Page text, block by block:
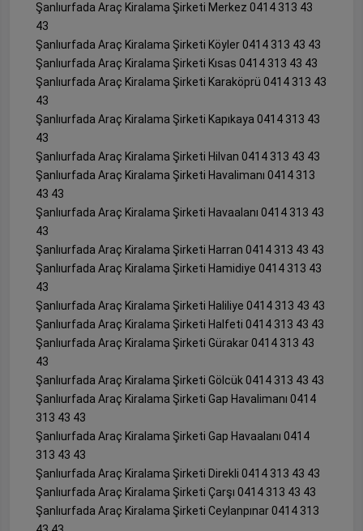
Şanlıurfada Araç Kiralama Şirketi Merkez 0414 313 43
43
Şanlıurfada Araç Kiralama Şirketi Köyler 0414 313 43 43
Şanlıurfada Araç Kiralama Şirketi Kısas 0414 313 43 43
Şanlıurfada Araç Kiralama Şirketi Karaköprü 0414 313 43
43
Şanlıurfada Araç Kiralama Şirketi Kapıkaya 0414 313 43
43
Şanlıurfada Araç Kiralama Şirketi Hilvan 0414 313 43 43
Şanlıurfada Araç Kiralama Şirketi Havalimanı 0414 313
43 43
Şanlıurfada Araç Kiralama Şirketi Havaalanı 0414 313 43
43
Şanlıurfada Araç Kiralama Şirketi Harran 0414 313 43 43
Şanlıurfada Araç Kiralama Şirketi Hamidiye 0414 313 43
43
Şanlıurfada Araç Kiralama Şirketi Haliliye 0414 313 43 43
Şanlıurfada Araç Kiralama Şirketi Halfeti 0414 313 43 43
Şanlıurfada Araç Kiralama Şirketi Gürakar 0414 313 43
43
Şanlıurfada Araç Kiralama Şirketi Gölcük 0414 313 43 43
Şanlıurfada Araç Kiralama Şirketi Gap Havalimanı 0414
313 43 43
Şanlıurfada Araç Kiralama Şirketi Gap Havaalanı 0414
313 43 43
Şanlıurfada Araç Kiralama Şirketi Direkli 0414 313 43 43
Şanlıurfada Araç Kiralama Şirketi Çarşı 0414 313 43 43
Şanlıurfada Araç Kiralama Şirketi Ceylanpınar 0414 313